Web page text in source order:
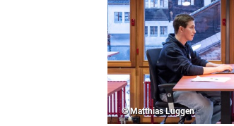
© Matthias Luggen